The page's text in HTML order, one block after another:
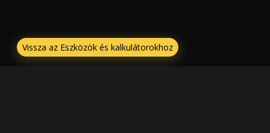
Vissza az Eszközök és kalkulátorokhoz